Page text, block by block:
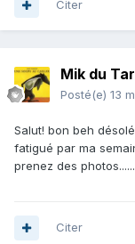
Citer
Mik du
Posté(e) 13
Salut! bon beh
fatigué par ma
prenez des
Citer